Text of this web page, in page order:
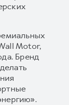
Motor,
Бренд